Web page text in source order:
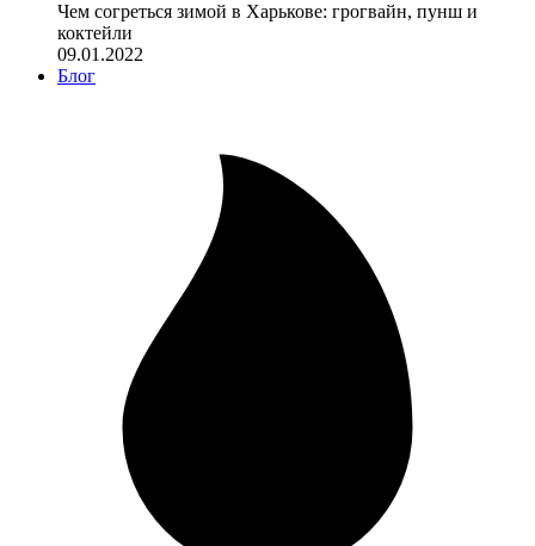
Чем согреться зимой в Харькове: грогвайн, пунш и
коктейли
09.01.2022
Блог